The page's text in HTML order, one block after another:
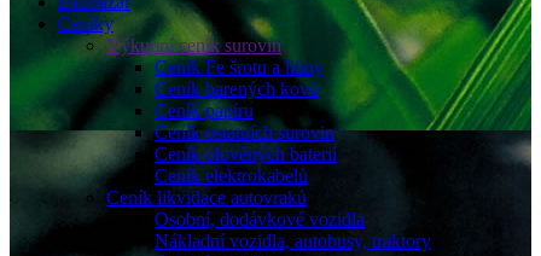
Ceníky
Výkupní ceník surovin
Ceník Fe šrotu a litiny
Ceník barených kovů
Ceník papíru
Ceník ostatních surovin
Ceník olověných baterií
Ceník elektrokabelů
Ceník likvidace autovraků
Osobní, dodávkové vozidla
Nákladní vozidla, autobusy, traktory